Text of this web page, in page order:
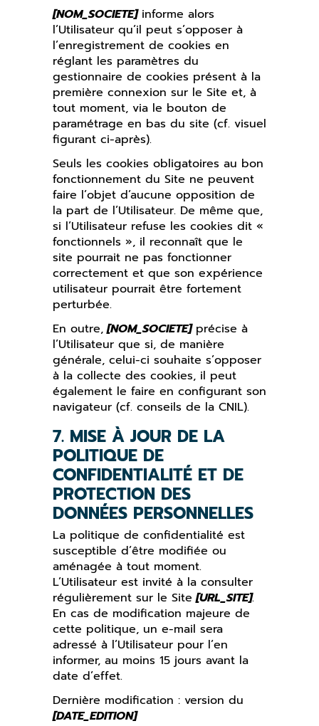
[NOM_SOCIETE]informe alors
l’Utilisateur qu’il peut s’opposer à
l’enregistrement de cookies en
réglant les paramètres du
gestionnaire de cookies présent à la
première connexion sur le Site et, à
tout moment, via le bouton de
paramétrage en bas du site (cf. visuel
figurant ci-après).
Seuls les cookies obligatoires au bon
fonctionnement du Site ne peuvent
faire l’objet d’aucune opposition de
la part de l’Utilisateur. De même que,
si l’Utilisateur refuse les cookies dit «
fonctionnels », il reconnaît que le
site pourrait ne pas fonctionner
correctement et que son expérience
utilisateur pourrait être fortement
perturbée.
En outre,[NOM_SOCIETE]précise à
l’Utilisateur que si, de manière
générale, celui-ci souhaite s’opposer
à la collecte des cookies, il peut
également le faire en configurant son
navigateur (cf. conseils de la CNIL).
7. MISE À JOUR DE LA
POLITIQUE DE
CONFIDENTIALITÉ ET DE
PROTECTION DES
DONNÉES PERSONNELLES
La politique de confidentialité est
susceptible d’être modifiée ou
aménagée à tout moment.
L’Utilisateur est invité à la consulter
régulièrement sur le Site [URL_SITE].
En cas de modification majeure de
cette politique, un e-mail sera
adressé à l’Utilisateur pour l’en
informer, au moins 15 jours avant la
date d’effet.
Dernière modification : version du
[DATE_EDITION]